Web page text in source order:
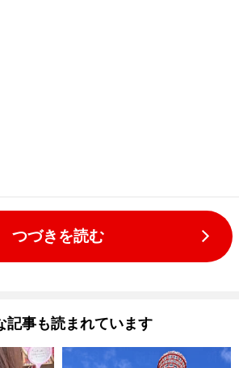
つづきを読む
記事も読まれています